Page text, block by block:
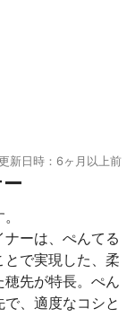
新日時：6ヶ月以上前
ーは、ぺんてる
で実現した、柔
先が特長。ぺん
、適度なコシと